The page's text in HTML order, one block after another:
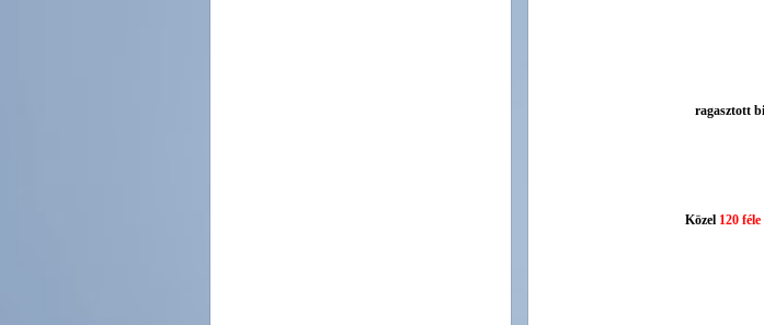
ragasztott
Közel 120 féle